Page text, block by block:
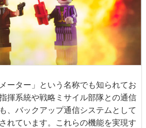
ーター」という名称でも知られてお
揮系統や戦略ミサイル部隊との通信
、バックアップ通信システムとして
れています。これらの機能を実現す